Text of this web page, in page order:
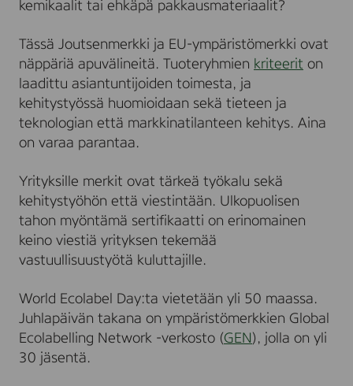
kemikaalit tai ehkäpä pakkausmateriaalit?
Tässä Joutsenmerkki ja EU-ympäristömerkki ovat
näppäriä apuvälineitä. Tuoteryhmien kriteerit on
laadittu asiantuntijoiden toimesta, ja
kehitystyössä huomioidaan sekä tieteen ja
teknologian että markkinatilanteen kehitys. Aina
on varaa parantaa.
Yrityksille merkit ovat tärkeä työkalu sekä
kehitystyöhön että viestintään. Ulkopuolisen
tahon myöntämä sertifikaatti on erinomainen
keino viestiä yrityksen tekemää
vastuullisuustyötä kuluttajille.
World Ecolabel Day:ta vietetään yli 50 maassa.
Juhlapäivän takana on ympäristömerkkien Global
Ecolabelling Network -verkosto (GEN ), jolla on yli
30 jäsentä.